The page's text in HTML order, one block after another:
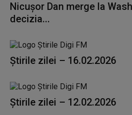
Nicușor Dan merge la
decizia...
Știrile zilei – 16.02.2026
Știrile zilei – 12.02.2026